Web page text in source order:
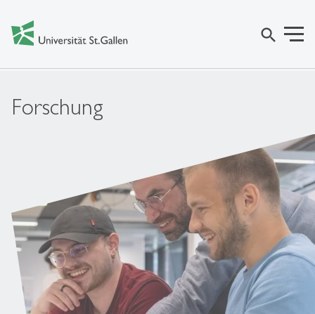
search
Forschung